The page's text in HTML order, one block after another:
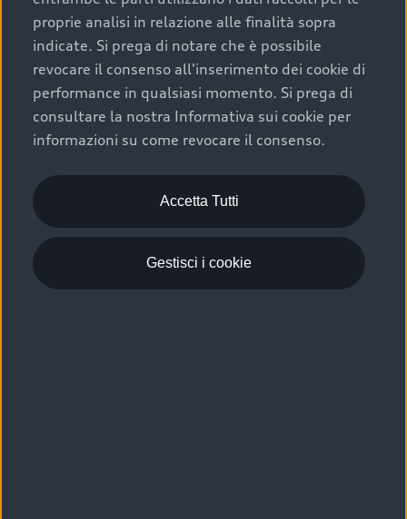
efficienza meccanica: motore, trasmissione e
componenti principali in ottimo stato garantiscono
prestazioni affidabili e sicure.
Acquistare un’auto usata in una Concessionaria ufficiale
Audi che offre l’usato garantito tramite Audi Prima
Scelta :plus, significa affidarsi ad un prodotto che viene
sottoposto a 110 controlli approfonditi e coperto da
garanzia fino a 4 anni per una maggiore tutela del tuo
acquisto.
proprie analisi in relazione alle finalità sopra
indicate. Si prega di notare che è possibile
revocare il consenso all'inserimento dei cookie di
performance in qualsiasi momento. Si prega di
consultare la nostra Informativa sui cookie per
informazioni su come revocare il consenso.
Accetta Tutti
Gestisci i cookie